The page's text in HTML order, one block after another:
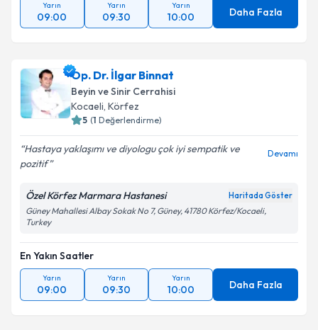
Yarın
09:00
Yarın
09:30
Yarın
10:00 Daha Fazla
Op. Dr. İlgar Binnat
Beyin ve Sinir Cerrahisi
Kocaeli, Körfez
5 (1 Değerlendirme)
Hastaya yaklaşımı ve diyologu çok iyi sempatik ve
pozitif
Devamı
Özel Körfez Marmara Hastanesi Haritada Göster
Güney Mahallesi Albay Sokak No 7, Güney, 41780 Körfez/Kocaeli,
Turkey
En Yakın Saatler
Yarın
09:00
Yarın
09:30
Yarın
10:00 Daha Fazla